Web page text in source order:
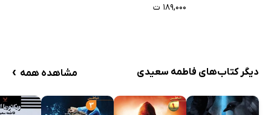
۱۸۹,۰۰۰ ت
دیگر کتاب‌های فاطمه سعیدی مشاهده همه ›